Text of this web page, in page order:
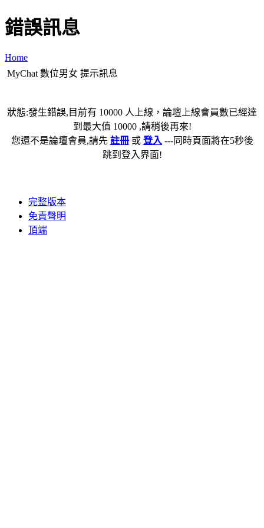
錯誤訊息
Home
MyChat 數位男女 提示訊息
狀態:發生錯誤,目前有 10000 人上線，論壇上線會員數已經達
到最大值 10000 ,請稍後再來!
您還不是論壇會員,請先 註冊或 登入 ---同時頁面將在5秒後
跳到登入界面!
完整版本
免責聲明
頂端